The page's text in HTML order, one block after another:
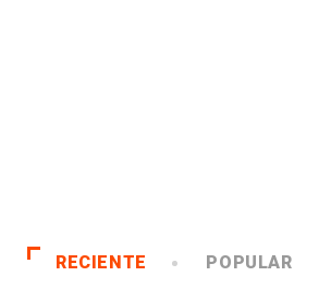
RECIENTE POPULAR